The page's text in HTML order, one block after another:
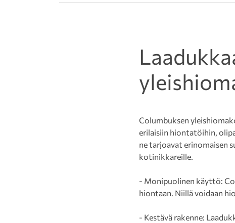
Columbuksen
erilaisiin hiontatöihin,
ne tarjoavat erinomaisen
kotinikkareille.
- Monipuolinen käyttö:
hiontaan. Niillä voidaan
- Kestävä rakenne: